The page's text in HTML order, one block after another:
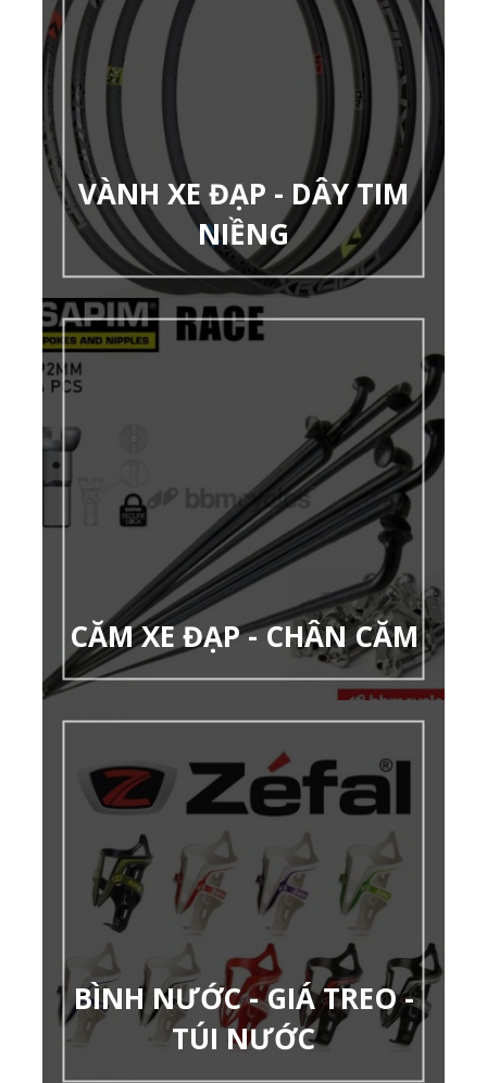
VÀNH XE ĐẠP - DÂY TIM
NIỀNG
CĂM XE ĐẠP - CHÂN CĂM
BÌNH NƯỚC - GIÁ TREO -
TÚI NƯỚC